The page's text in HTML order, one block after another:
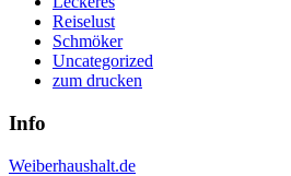
Reiselust
Schmöker
Uncategorized
zum drucken
Info
Weiberhaushalt.de